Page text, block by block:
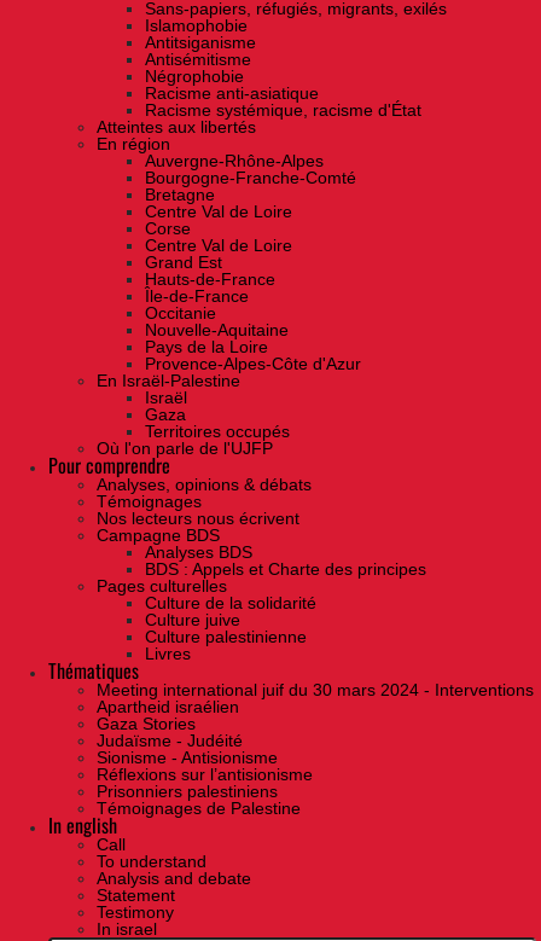
Sans-papiers, réfugiés, migrants, exilés
Islamophobie
Antitsiganisme
Antisémitisme
Négrophobie
Racisme anti-asiatique
Racisme systémique, racisme d'État
Atteintes aux libertés
En région
Auvergne-Rhône-Alpes
Bourgogne-Franche-Comté
Bretagne
Centre Val de Loire
Corse
Centre Val de Loire
Grand Est
Hauts-de-France
Île-de-France
Occitanie
Nouvelle-Aquitaine
Pays de la Loire
Provence-Alpes-Côte d'Azur
En Israël-Palestine
Israël
Gaza
Territoires occupés
Où l'on parle de l'UJFP
Pour comprendre
Analyses, opinions & débats
Témoignages
Nos lecteurs nous écrivent
Campagne BDS
Analyses BDS
BDS : Appels et Charte des principes
Pages culturelles
Culture de la solidarité
Culture juive
Culture palestinienne
Livres
Thématiques
Meeting international juif du 30 mars 2024 - Interventions
Apartheid israélien
Gaza Stories
Judaïsme - Judéité
Sionisme - Antisionisme
Réflexions sur l’antisionisme
Prisonniers palestiniens
Témoignages de Palestine
In english
Call
To understand
Analysis and debate
Statement
Testimony
In israel